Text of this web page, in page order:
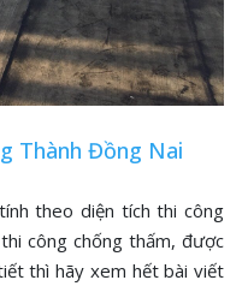
Thành Đồng Nai
theo diện tích thi công
công chống thấm, được
thì hãy xem hết bài viết